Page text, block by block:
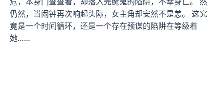
仍然，当闹钟再次响起头际，女主角却安然不是恙。 这究
竟是一个时间循环，还是一个存在预谋的陷阱在等级着
她……